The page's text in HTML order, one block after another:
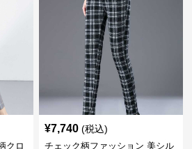
クロ
¥7,740 (税込)
チェック柄ファッション 美シル